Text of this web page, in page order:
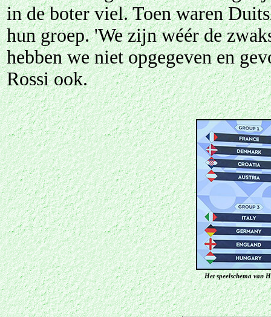
in de boter viel. Toen waren
hun groep.'We zijn wéér de
hebben we niet opgegeven en
Rossi ook.
Het speelschema van